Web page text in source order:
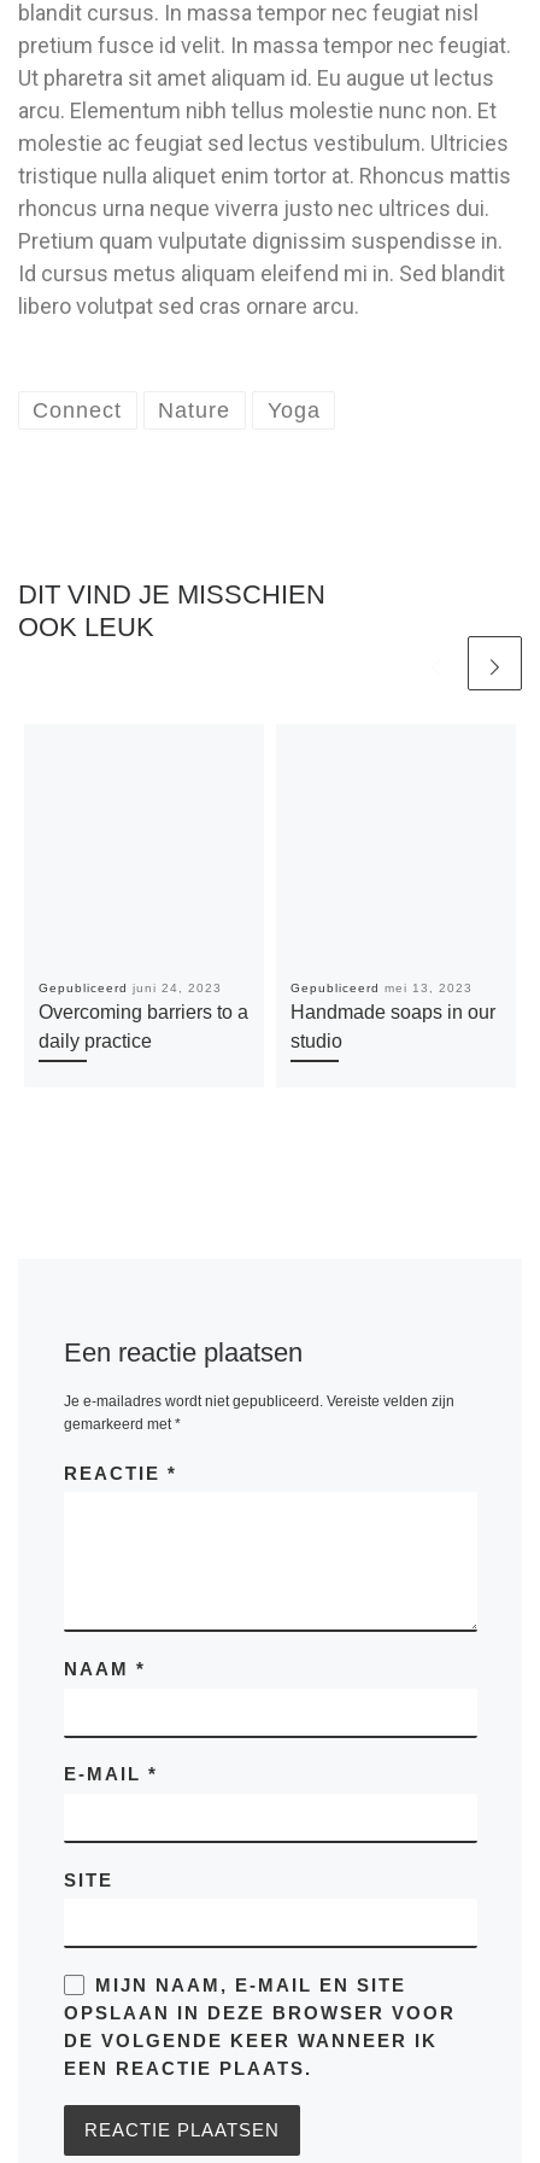
blandit cursus. In massa tempor nec feugiat nisl
pretium fusce id velit. In massa tempor nec feugiat.
Ut pharetra sit amet aliquam id. Eu augue ut lectus
arcu. Elementum nibh tellus molestie nunc non. Et
molestie ac feugiat sed lectus vestibulum. Ultricies
tristique nulla aliquet enim tortor at. Rhoncus mattis
rhoncus urna neque viverra justo nec ultrices dui.
Pretium quam vulputate dignissim suspendisse in.
Id cursus metus aliquam eleifend mi in. Sed blandit
libero volutpat sed cras ornare arcu.
Connect Nature Yoga
DIT VIND JE MISSCHIEN
OOK LEUK
Gepubliceerd juni 24, 2023
Overcoming barriers to a
daily practice
Gepubliceerd mei 13, 2023
Handmade soaps in our
studio
Een reactie plaatsen
Je e-mailadres wordt niet gepubliceerd. Vereiste velden zijn
gemarkeerd met*
REACTIE *
NAAM *
E-MAIL *
SITE
MIJN NAAM, E-MAIL EN SITE
OPSLAAN IN DEZE BROWSER VOOR
DE VOLGENDE KEER WANNEER IK
EEN REACTIE PLAATS.